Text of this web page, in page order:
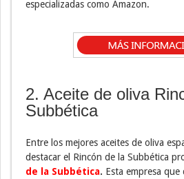
especializadas como Amazon.
2. Aceite de oliva
Subbética
Entre los mejores aceites de oliva
destacar el Rincón de la Subbética
de la Subbética. Esta empresa